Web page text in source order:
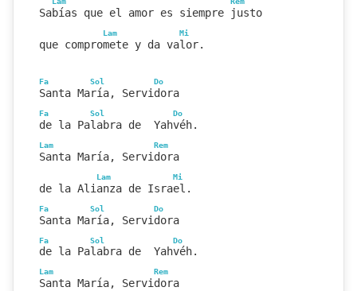
Sabías que el amor es siempre justo
Lam Mi
que compromete y da valor.
Fa Sol Do
Santa María, Servidora
Fa Sol Do
de la Palabra de  Yahvéh.
Lam Rem
Santa María, Servidora
Lam Mi
de la Alianza de Israel.
Fa Sol Do
Santa María, Servidora
Fa Sol Do
de la Palabra de  Yahvéh.
Lam Rem
Santa María, Servidora